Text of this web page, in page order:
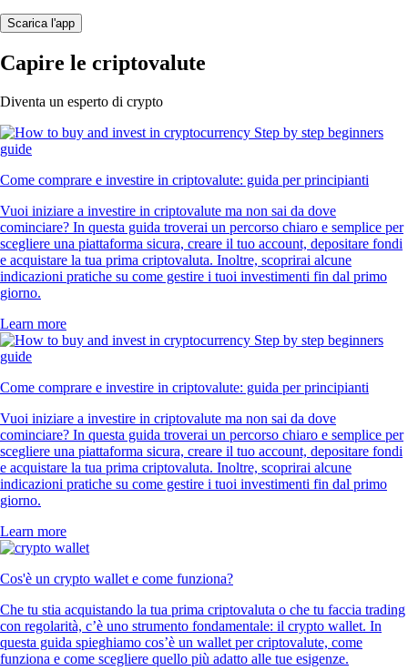
Scarica l'app
Capire le criptovalute
Diventa un esperto di crypto
Come comprare e investire in criptovalute: guida per principianti
Vuoi iniziare a investire in criptovalute ma non sai da dove
cominciare? In questa guida troverai un percorso chiaro e semplice per
scegliere una piattaforma sicura, creare il tuo account, depositare fondi
e acquistare la tua prima criptovaluta. Inoltre, scoprirai alcune
indicazioni pratiche su come gestire i tuoi investimenti fin dal primo
giorno.
Learn more
Come comprare e investire in criptovalute: guida per principianti
Vuoi iniziare a investire in criptovalute ma non sai da dove
cominciare? In questa guida troverai un percorso chiaro e semplice per
scegliere una piattaforma sicura, creare il tuo account, depositare fondi
e acquistare la tua prima criptovaluta. Inoltre, scoprirai alcune
indicazioni pratiche su come gestire i tuoi investimenti fin dal primo
giorno.
Learn more
Cos'è un crypto wallet e come funziona?
Che tu stia acquistando la tua prima criptovaluta o che tu faccia trading
con regolarità, c’è uno strumento fondamentale: il crypto wallet. In
questa guida spieghiamo cos’è un wallet per criptovalute, come
funziona e come scegliere quello più adatto alle tue esigenze.